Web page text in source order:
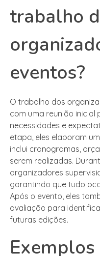
trabalho
eventos?
O trabalho dos
com uma reunião inicial
necessidades e
etapa, eles elaboram
inclui cronogramas,
serem realizadas.
organizadores
garantindo que tudo
Após o evento, eles
avaliação para
futuras edições.